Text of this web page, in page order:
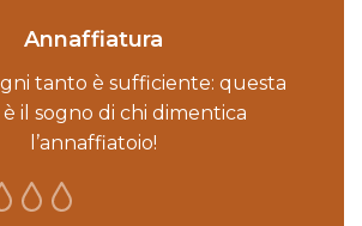
Annaffiatura
tanto è sufficiente: questa
il sogno di chi dimentica
l’annaffiatoio!